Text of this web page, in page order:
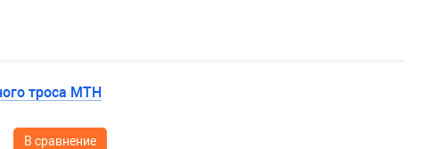
троса МТН
В сравнение